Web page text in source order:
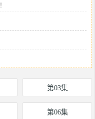
第03集
第06集